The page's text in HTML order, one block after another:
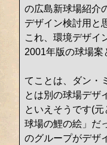
の広島新球場紹介
デザイン検討用と
これ、環境デザイ
2001年版の球場案
てことは、ダン・
とは別の球場デザ
といえそうです(
球場の鯉の絵」だ
のグループがデザ